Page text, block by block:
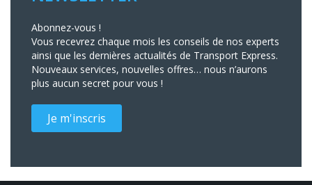
Abonnez-vous !
Vous recevrez chaque mois les conseils de nos experts
ainsi que les dernières actualités de Transport Express.
Nouveaux services, nouvelles offres… nous n’aurons
plus aucun secret pour vous !
Je m'inscris